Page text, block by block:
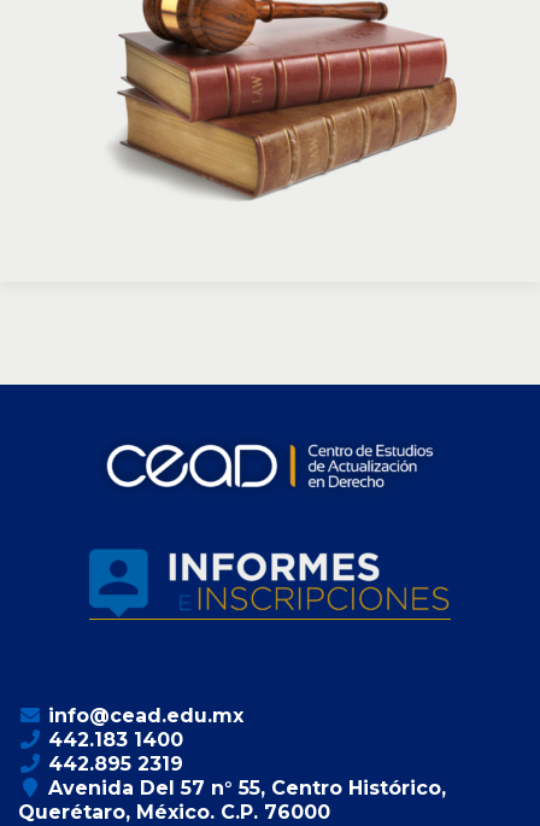
info@cead.edu.mx
442.183 1400
442.895 2319
Avenida Del 57 n° 55, Centro Histórico,
Querétaro, México. C.P. 76000